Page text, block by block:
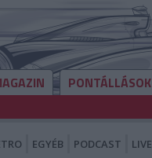
PONTÁLLÁSOK
EGYÉB PODCAST LIVE